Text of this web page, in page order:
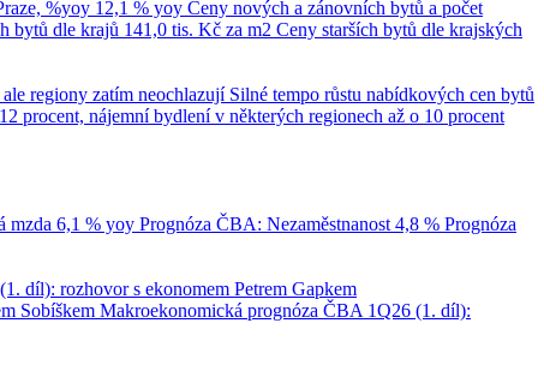
%yoy 12,1 % yoy Ceny nových a zánovních bytů a počet
bytů dle krajů 141,0 tis. Kč za m2 Ceny starších bytů dle krajských
regiony zatím neochlazují Silné tempo růstu nabídkových cen bytů
procent, nájemní bydlení v některých regionech až o 10 procent
mzda 6,1 % yoy Prognóza ČBA: Nezaměstnanost 4,8 % Prognóza
díl): rozhovor s ekonomem Petrem Gapkem
Sobíškem Makroekonomická prognóza ČBA 1Q26 (1. díl):